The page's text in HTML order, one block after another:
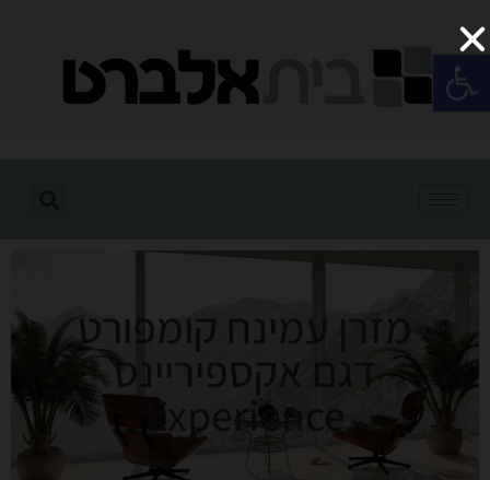
פתח סרגל נגישות
מזרן עמינח קומפורט
דגם אקספיריינס
Experience